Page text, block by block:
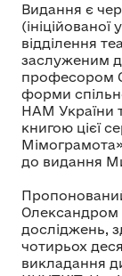
Видання є
відділення
заслуженим
професором
форми
НАМ України
книгою цієї
до видання
Олександром
досліджень,
чотирьох
викладання